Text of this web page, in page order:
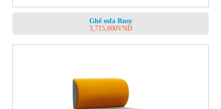
Ghế sofa Rusy
3,715,000VNĐ